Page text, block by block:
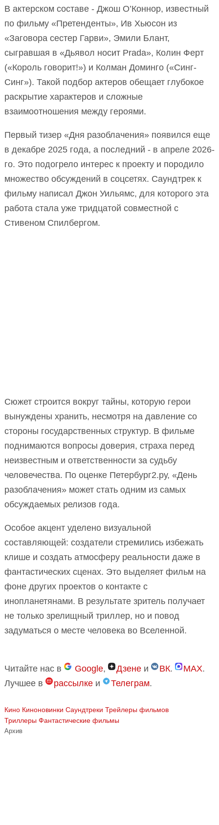
В актерском составе - Джош О’Коннор, известный
по фильму «Претенденты», Ив Хьюсон из
«Заговора сестер Гарви», Эмили Блант,
сыгравшая в «Дьявол носит Prada», Колин Ферт
(«Король говорит!») и Колман Доминго («Синг-
Синг»). Такой подбор актеров обещает глубокое
раскрытие характеров и сложные
взаимоотношения между героями.
Первый тизер «Дня разоблачения» появился еще
в декабре 2025 года, а последний - в апреле 2026-
го. Это подогрело интерес к проекту и породило
множество обсуждений в соцсетях. Саундтрек к
фильму написал Джон Уильямс, для которого эта
работа стала уже тридцатой совместной с
Стивеном Спилбергом.
Сюжет строится вокруг тайны, которую герои
вынуждены хранить, несмотря на давление со
стороны государственных структур. В фильме
поднимаются вопросы доверия, страха перед
неизвестным и ответственности за судьбу
человечества. По оценке Петербург2.ру, «День
разоблачения» может стать одним из самых
обсуждаемых релизов года.
Особое акцент уделено визуальной
составляющей: создатели стремились избежать
клише и создать атмосферу реальности даже в
фантастических сценах. Это выделяет фильм на
фоне других проектов о контакте с
инопланетянами. В результате зритель получает
не только зрелищный триллер, но и повод
задуматься о месте человека во Вселенной.
Читайте нас в Google, Дзене и ВК. MAX.
Лучшее в
рассылке и Телеграм.
Кино Киноновинки Саундтреки Трейлеры фильмов
Триллеры Фантастические фильмы
Архив